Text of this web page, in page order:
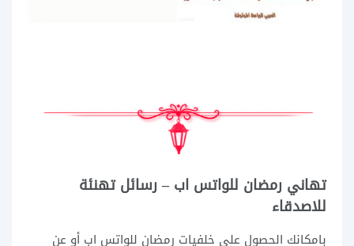
تهاني رمضان للواتس اب – رسائل تهنئة
للاصدقاء
بامكانك الحصول على خلفيات رمضان للواتس اب أو عن